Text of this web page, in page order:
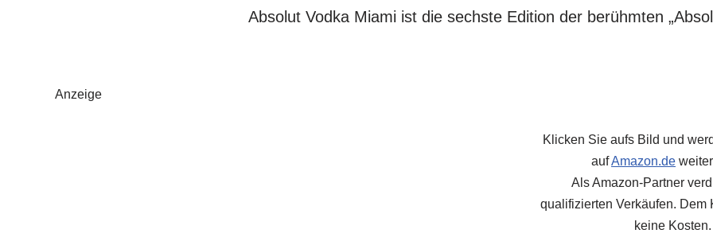
Absolut Vodka Miami ist die sechste Edition der berühmten
Anzeige
Klicken Sie aufs Bild und
aufAmazon.de
Als Amazon-Partner
qualifizierten Verkäufen. Dem
keine Kosten.